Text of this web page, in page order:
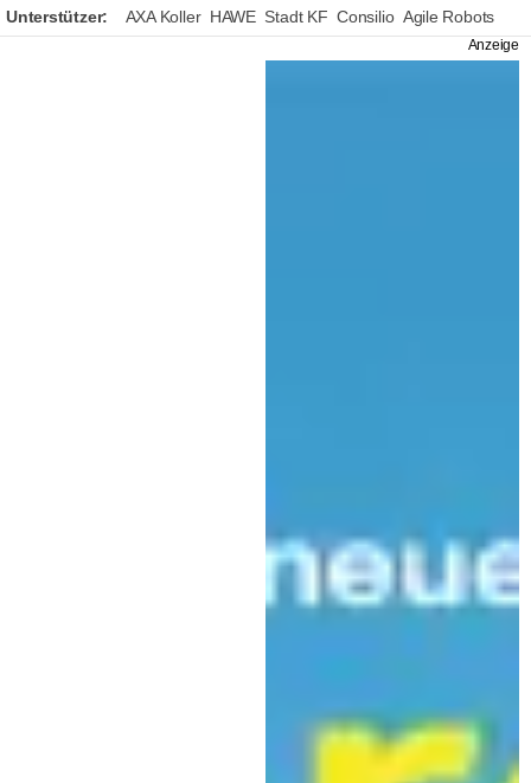
Unterstützer: AXA Koller HAWE Stadt KF Consilio Agile Robots